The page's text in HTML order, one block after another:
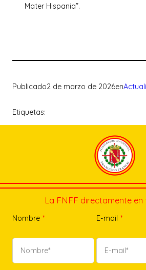
Mater Hispania”.
Publicado2 de marzo de 2026en
Etiquetas:
La FNFF directamente en
Nombre * E-mail *